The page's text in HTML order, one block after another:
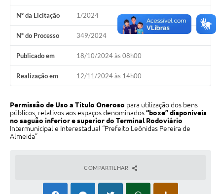
Legislação
Perguntas Frequentes
Transparência
Audiências Públicas
Links
Telefones Úteis
Nº da Licitação 1/2024
Nº do Processo 349/2024
Publicado em 18/10/2024 às 08h00
Realização em 12/11/2024 às 14h00
Permissão de Uso a Título Oneroso para utilização dos bens
públicos, relativos aos espaços denominados“boxe” disponíveis
no saguão inferior e superior do Terminal Rodoviário
Intermunicipal e Interestadual “Prefeito Leônidas Pereira de
Almeida”
COMPARTILHAR